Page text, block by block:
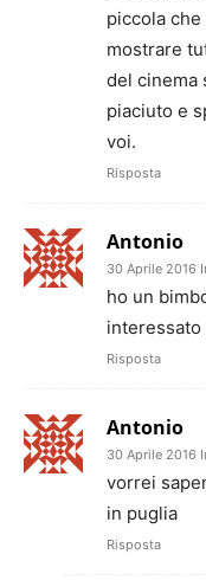
piccola
mostrare
del cinema
piaciuto e
voi.
Risposta
Antonio
30 Aprile 2016
ho un
Risposta
Antonio
30 Aprile 2016
vorrei
in puglia
Risposta